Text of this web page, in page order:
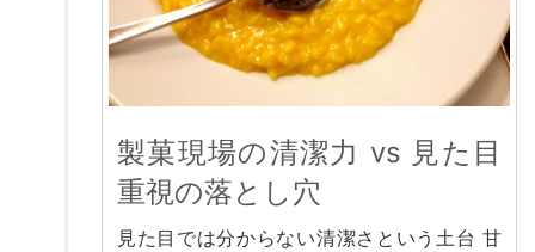
製菓現場の清潔力 vs 見た目
重視の落とし穴
見た目では分からない清潔さという土台 甘